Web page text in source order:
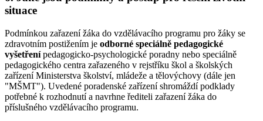
situace
Podmínkou zařazení žáka do vzdělávacího programu pro žáky se
zdravotním postižením je odborné speciálně pedagogické
vyšetřenípedagogicko-psychologické poradny nebo speciálně
pedagogického centra zařazeného v rejstříku škol a školských
zařízení Ministerstva školství, mládeže a tělovýchovy (dále jen
"MŠMT"). Uvedené poradenské zařízení shromáždí podklady
potřebné k rozhodnutí a navrhne řediteli zařazení žáka do
příslušného vzdělávacího programu.